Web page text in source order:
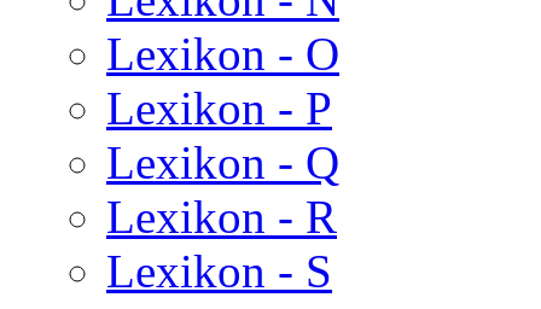
Lexikon - O
Lexikon - P
Lexikon - Q
Lexikon - R
Lexikon - S